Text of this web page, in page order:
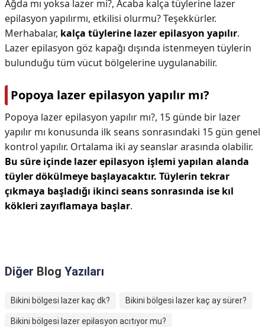
Ağda mı yoksa lazer mi?, Acaba kalça tüylerine lazer
epilasyon yapılırmı, etkilisi olurmu? Teşekkürler.
Merhabalar, kalça tüylerine lazer epilasyon yapılır.
Lazer epilasyon göz kapağı dışında istenmeyen tüylerin
bulunduğu tüm vücut bölgelerine uygulanabilir.
Popoya lazer epilasyon yapılır mı?
Popoya lazer epilasyon yapılır mı?, 15 günde bir lazer
yapılır mı konusunda ilk seans sonrasındaki 15 gün genel
kontrol yapılır. Ortalama iki ay seanslar arasında olabilir.
Bu süre içinde lazer epilasyon işlemi yapılan alanda
tüyler dökülmeye başlayacaktır. Tüylerin tekrar
çıkmaya başladığı ikinci seans sonrasında ise kıl
kökleri zayıflamaya başlar.
Diğer Blog Yazıları
Bikini bölgesi lazer kaç dk? Bikini bölgesi lazer kaç ay sürer?
Bikini bölgesi lazer epilasyon acıtıyor mu?